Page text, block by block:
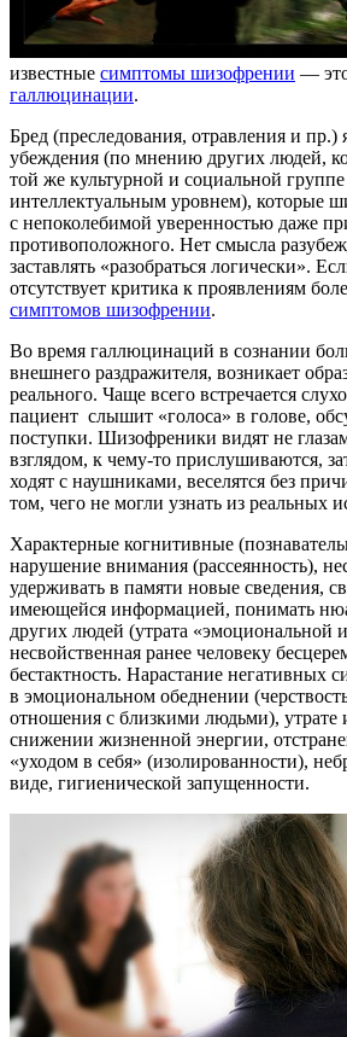
известные симптомы шизофрении —
галлюцинации.
Бред (преследования, отравления и пр.)
убеждения (по мнению других людей,
той же культурной и социальной
интеллектуальным уровнем), которые
с непоколебимой уверенностью даже
противоположного. Нет смысла
заставлять «разобраться логически».
отсутствует критика к проявлениям
симптомов шизофрении.
Во время галлюцинаций в сознании
внешнего раздражителя, возникает
реального. Чаще всего встречается
пациент слышит «голоса» в голове,
поступки. Шизофреники видят не
взглядом, к чему-то прислушиваются,
ходят с наушниками, веселятся без
том, чего не могли узнать из реальных
Характерные когнитивные
нарушение внимания (рассеянность),
удерживать в памяти новые сведения,
имеющейся информацией, понимать
других людей (утрата «эмоциональной
несвойственная ранее человеку
бестактность. Нарастание негативных
в эмоциональном обеднении
отношения с близкими людьми), утрате
снижении жизненной энергии,
«уходом в себя» (изолированности),
виде, гигиенической запущенности.